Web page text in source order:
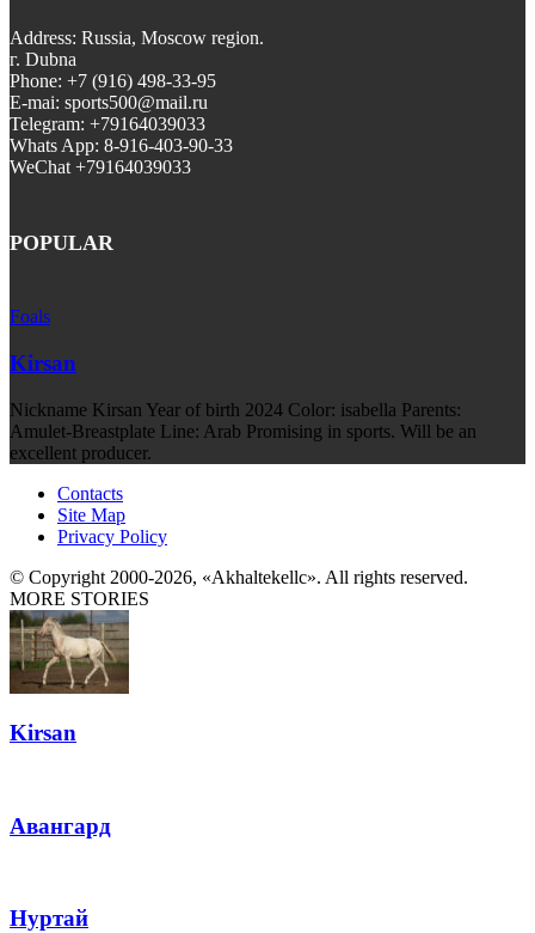
Address: Russia, Moscow region.
г. Dubna
Phone: +7 (916) 498-33-95
E-mai: sports500@mail.ru
Telegram: +79164039033
Whats App: 8-916-403-90-33
WeChat +79164039033
POPULAR
Foals
Kirsan
Nickname Kirsan Year of birth 2024 Color: isabella Parents:
Amulet-Breastplate Line: Arab Promising in sports. Will be an
excellent producer.
Contacts
Site Map
Privacy Policy
© Copyright 2000-2026, «Akhaltekellc». All rights reserved.
MORE STORIES
Kirsan
Авангард
Нуртай